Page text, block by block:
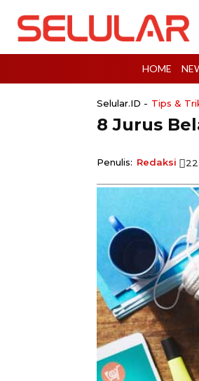
HOME
Selular.ID - Tips &
8 Jurus
Penulis: Redaksi